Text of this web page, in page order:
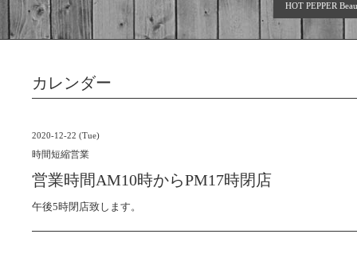
HOT PEPPER
カレンダー
2020-12-22 (Tue)
時間短縮営業
営業時間AM10時からPM17時閉店
午後5時閉店致します。